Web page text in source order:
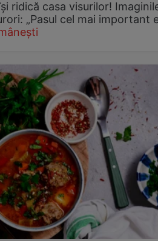
ridică casa visurilor!
„Pasul cel mai important